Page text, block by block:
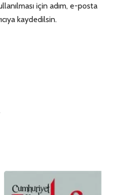
için adım, e-posta
kaydedilsin.